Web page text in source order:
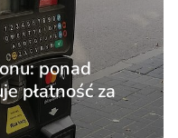
ponad
płatność za